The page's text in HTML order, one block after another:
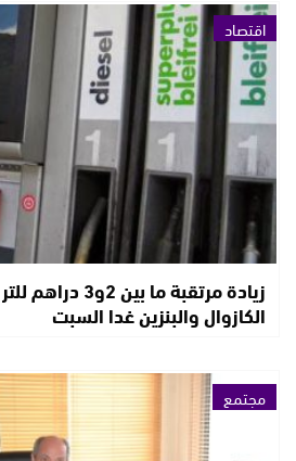
اقتصاد
زيادة مرتقبة ما
الكازوال والبنزين غدا السبت
مجتمع